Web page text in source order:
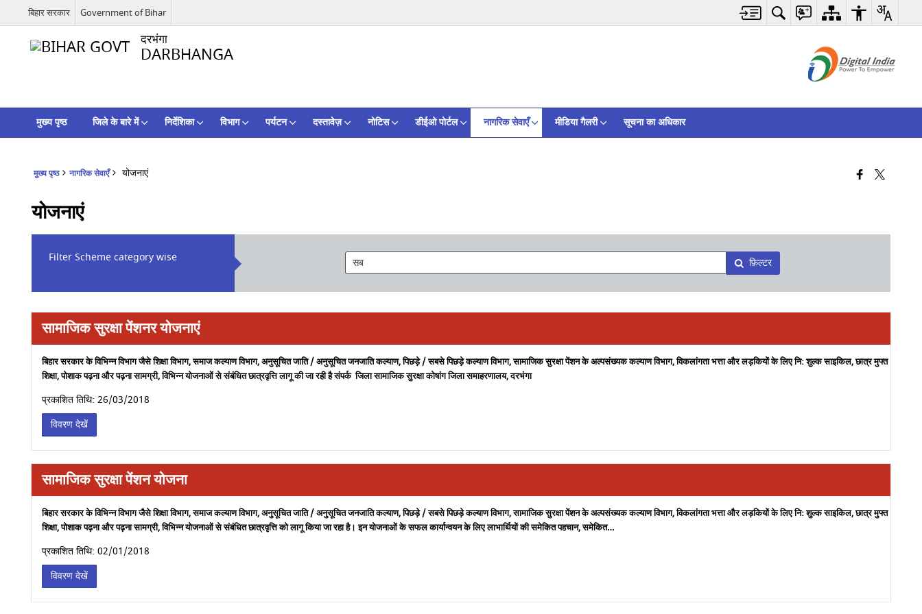
बिहार सरकार Government of Bihar
दरभंगा
DARBHANGA
मुख्य पृष्ठ जिले के बारे में निर्देशिका विभाग पर्यटन दस्तावेज़ नोटिस डीईओ पोर्टल नागरिक सेवाएँ मीडिया गैलरी सूचना का अधिकार
मुख्य पृष्ठ नागरिक सेवाएँ योजनाएं
योजनाएं
Filter Scheme category wise फ़िल्टर
सामाजिक सुरक्षा पेंशनर योजनाएं
बिहार सरकार के विभिन्न विभाग जैसे शिक्षा विभाग, समाज कल्याण विभाग, अनुसूचित जाति / अनुसूचित जनजाति कल्याण, पिछड़े / सबसे पिछड़े कल्याण विभाग, सामाजिक सुरक्षा पेंशन के अल्पसंख्यक कल्याण विभाग, विकलांगता भत्ता और लड़कियों के लिए नि: शुल्क साइकिल, छात्र मुफ्त
शिक्षा, पोशाक पढ़ना और पढ़ना सामग्री, विभिन्न योजनाओं से संबंधित छात्रवृत्ति लागू की जा रही है संपर्क जिला सामाजिक सुरक्षा कोषांग जिला समाहरणालय, दरभंगा
प्रकाशित तिथि: 26/03/2018
विवरण देखें
सामाजिक सुरक्षा पेंशन योजना
बिहार सरकार के विभिन्न विभाग जैसे शिक्षा विभाग, समाज कल्याण विभाग, अनुसूचित जाति / अनुसूचित जनजाति कल्याण, पिछड़े / सबसे पिछड़े कल्याण विभाग, सामाजिक सुरक्षा पेंशन के अल्पसंख्यक कल्याण विभाग, विकलांगता भत्ता और लड़कियों के लिए नि: शुल्क साइकिल, छात्र मुफ्त
शिक्षा, पोशाक पढ़ना और पढ़ना सामग्री, विभिन्न योजनाओं से संबंधित छात्रवृत्ति को लागू किया जा रहा है। इन योजनाओं के सफल कार्यान्वयन के लिए लाभार्थियों की समेकित पहचान, समेकित…
प्रकाशित तिथि: 02/01/2018
विवरण देखें